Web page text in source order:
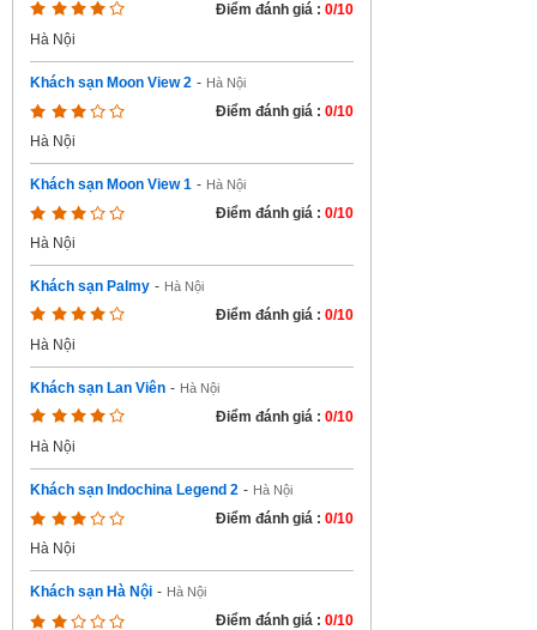
Điểm đánh giá : 0/10
Hà Nội
Khách sạn Moon View 2 - Hà Nội
Điểm đánh giá : 0/10
Hà Nội
Khách sạn Moon View 1 - Hà Nội
Điểm đánh giá : 0/10
Hà Nội
Khách sạn Palmy - Hà Nội
Điểm đánh giá : 0/10
Hà Nội
Khách sạn Lan Viên - Hà Nội
Điểm đánh giá : 0/10
Hà Nội
Khách sạn Indochina Legend 2 - Hà Nội
Điểm đánh giá : 0/10
Hà Nội
Khách sạn Hà Nội - Hà Nội
Điểm đánh giá : 0/10